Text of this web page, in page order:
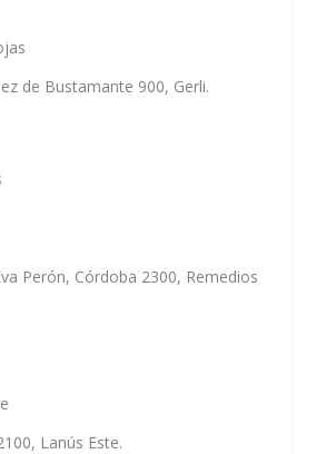
de Bustamante 900, Gerli.
Perón, Córdoba 2300, Remedios
Lanús Este.